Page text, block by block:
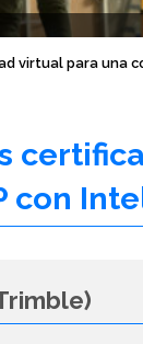
virtual para una
con